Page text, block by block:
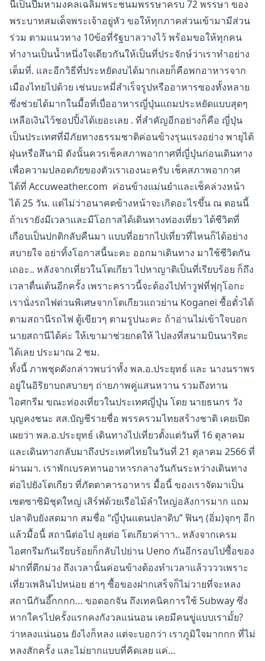
นี้เป็นปีมหามงคลเฉลิมพระชนมพรรษาครบ 72 พรรษา ของ
พระบาทสมเด็จพระเจ้าอยู่หัว ขอให้ทุกภาคส่วนเข้ามามีส่วน
ร่วม ตามแนวทาง 10ข้อที่รัฐบาลวางไว้ พร้อมขอให้ทุกคน
ทำงานเป็นน้ำหนึ่งใจเดียวกันให้เป็นที่ประจักษ์ว่าเราทำอย่าง
เต็มที่. และอีกวิธีที่ประหยัดงบได้มากเลยก็คือพกอาหารจาก
เมืองไทยไปด้วย เช่นบะหมี่สำเร็จรูปหรืออาหารซองทั้งหลาย
ซึ่งช่วยได้มากในมื้อที่เบื่ออาหารญี่ปุ่นแถมประหยัดแบบสุดๆ
เหลือเงินไว้ชอปปิ้งได้เยอะเลย . ที่สำคัญอีกอย่างก็คือ ญี่ปุ่น
เป็นประเทศที่มีภัยทางธรรมชาติค่อนข้างรุนแรงอย่าง พายุไต้
ฝุ่นหรือสึนามิ ดังนั้นควรเช็คสภาพอากาศที่ญี่ปุ่นก่อนเดินทาง
เพื่อความปลอดภัยของตัวเราเองนะครับ เช็คสภาพอากาศ
ได้ที่ Accuweather.com ค่อนข้างแม่นยำและเช็คล่วงหน้า
ได้ 25 วัน. แต่ไม่ว่าอนาคตข้างหน้าจะเกิดอะไรขึ้น ณ ตอนนี้
ถ้าเรายังมีเวลาและมีโอกาสได้เดินทางท่องเที่ยว ได้ชีวิตที่
เกือบเป็นปกติกลับคืนมา แบบที่อยากไปเที่ยวที่ไหนก็ได้อย่าง
สบายใจ อย่าทิ้งโอกาสนี้นะคะ ออกมาเดินทาง มาใช้ชีวิตกัน
เถอะ.. หลังจากเที่ยวในโตเกียว ไปหาญาติเป็นที่เรียบร้อย ก็ถึง
เวลาตื่นเต้นอีกครั้ง เพราะคราวนี้จะต้องไปทำวูฟที่ฟุกุโอกะ
เรานั่งรถไฟด่วนพิเศษจากโตเกียวแถวย่าน Koganei ซื้อตั๋วได้
ตามสถานีรถไฟ ตู้เขียวๆ ตามรูปนะคะ ถ้าอ่านไม่เข้าใจบอก
นายสถานีได้ค่ะ ให้เขามาช่วยกดให้ ไปลงที่สนามบินนาริตะ
ได้เลย ประมาณ 2 ชม.
ทั้งนี้ ภาพชุดดังกล่าวพบว่าทั้ง พล.อ.ประยุทธ์ และ นางนราพร
อยู่ในอิริยาบถสบายๆ ถ่ายภาพคู่แสนหวาน รวมถึงทาน
ไอศกรีม ขณะท่องเที่ยวในประเทศญี่ปุ่น โดย นายธนกร วัง
บุญคงชนะ สส.บัญชีรายชื่อ พรรครวมไทยสร้างชาติ เคยเปิด
เผยว่า พล.อ.ประยุทธ์ เดินทางไปเที่ยวตั้งแต่วันที่ 16 ตุลาคม
และเดินทางกลับมาถึงประเทศไทยในวันที่ 21 ตุลาคม 2566 ที่
ผ่านมา. เราพักเบรคทานอาหารกลางวันกันระหว่างเดินทาง
ต่อไปยังโตเกียว ที่ภัตตาคารอาหาร มื้อนี้ ของเราจัดมาเป็น
เซตซาซิมิชุดใหญ่ เสิร์ฟด้วยเรือไม้ลำใหญ่อลังการมาก แถม
ปลาดิบยังสดมาก สมชื่อ “ญี่ปุ่นแดนปลาดิบ” ฟินๆ (อิ่ม)จุกๆ อีก
แล้วมื้อนี้ สถานีต่อไป ลุยต่อ โตเกียวค่าาา.. หลังจากเครม
ไอศกรีมกันเรียบร้อยก็กลับไปย่าน Ueno กันอีกรอบไปซื้อของ
ฝากที่ตึกม่วง ถึงเวลานั้นค่อนข้างต้องทำเวลาแล้ววววเพราะ
เที่ยวเพลินไปหน่อย ฮ่าๆ ซื้อของฝากเสร็จก็ไม่วายที่จะหลง
สถานีกันอี๊กกกก… ขอดอกจัน ถึงเทคนิคการใช้ Subway ซึ่ง
หากใครไปครั้งแรกคงกังวลแน่นอน เคยมีคนขู่แบบเรามั้ย?
ว่าหลงแน่นอน ยังไงก็หลง แต่จะบอกว่า เราภูมิใจมากกก ที่ไม่
หลงสักครั้ง และไม่ยากแบบที่คิดเลย แค่…